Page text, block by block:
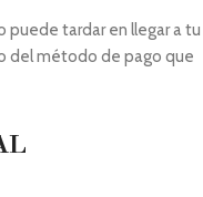
puede tardar en llegar a tu
del método de pago que